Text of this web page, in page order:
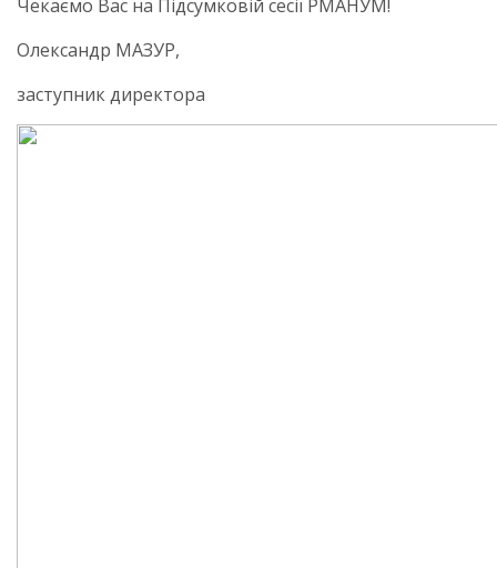
Чекаємо Вас на Підсумковій сесії РМАНУМ!
Олександр МАЗУР,
заступник директора